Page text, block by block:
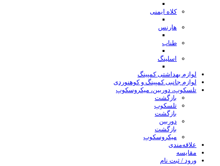
کلاه ایمنی
هارنس
طناب
اسلینگ
لوازم بهداشتی کمپینگ
لوازم جانبی کمپینگ و کوهنوردی
تلسکوپ، دوربین، میکروسکوپ
بازگشت
تلسکوپ
بازگشت
دوربین
بازگشت
میکروسکوپ
علاقه‌مندی
مقایسه
ورود / ثبت نام